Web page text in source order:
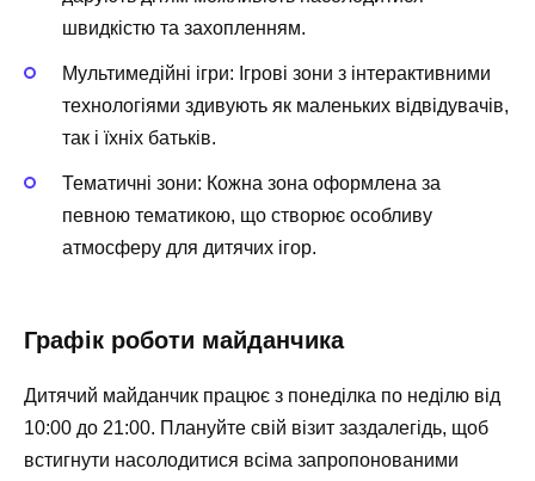
швидкістю та захопленням.
Мультимедійні ігри: Ігрові зони з інтерактивними
технологіями здивують як маленьких відвідувачів,
так і їхніх батьків.
Тематичні зони: Кожна зона оформлена за
певною тематикою, що створює особливу
атмосферу для дитячих ігор.
Графік роботи майданчика
Дитячий майданчик працює з понеділка по неділю від
10:00 до 21:00. Плануйте свій візит заздалегідь, щоб
встигнути насолодитися всіма запропонованими